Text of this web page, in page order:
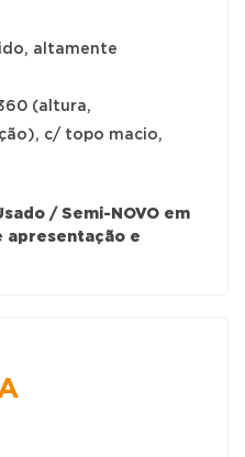
altamente
(altura,
c/ topo macio,
/ Semi-NOVO em
apresentação e